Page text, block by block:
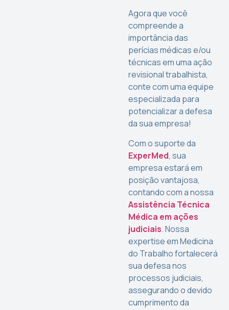
Agora que você
compreende a
importância das
perícias médicas e/ou
técnicas em uma ação
revisional trabalhista,
conte com uma equipe
especializada para
potencializar a defesa
da sua empresa!
Com o suporte da
ExperMed, sua
empresa estará em
posição vantajosa,
contando com a nossa
Assistência Técnica
Médica em ações
judiciais. Nossa
expertise em Medicina
do Trabalho fortalecerá
sua defesa nos
processos judiciais,
assegurando o devido
cumprimento da